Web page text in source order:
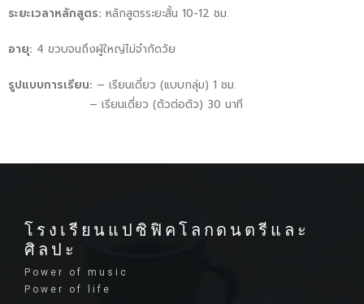
ระยะเวลาหลักสูตร: หลักสูตรระยะสั้น 10-12 ชม.
อายุ: 4 ขวบจนถึงผู้ใหญ่ไม่จำกัดวัย
รูปแบบการเรียน: – เรียนเดี่ยว (แบบกลุ่ม) 1 ชม.
– เรียนเดี่ยว (ตัวต่อตัว) 30 นาที
โรงเรียนแปซิฟิคโลกดนตรีและ
ศิลปะ
Power of music
Power of life